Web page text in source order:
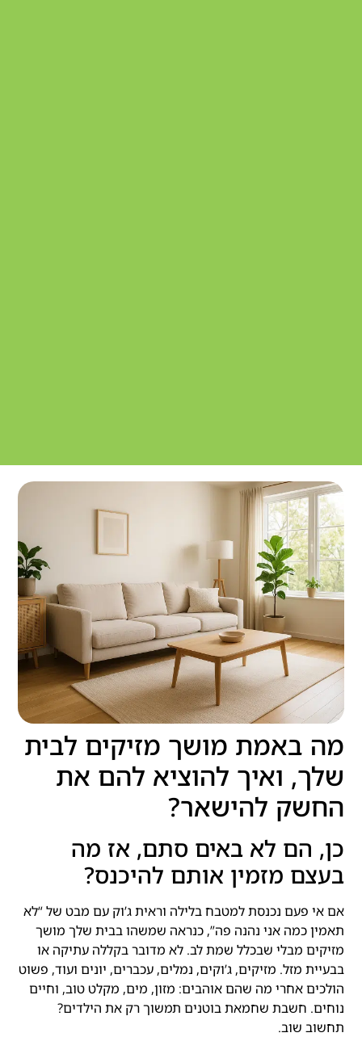
מה באמת מושך מזיקים לבית
שלך, ואיך להוציא להם את
החשק להישאר?
כן, הם לא באים סתם, אז מה
בעצם מזמין אותם להיכנס?
אם אי פעם נכנסת למטבח בלילה וראית ג’וק עם מבט של “לא
תאמין כמה אני נהנה פה”, כנראה שמשהו בבית שלך מושך
מזיקים מבלי שבכלל שמת לב. לא מדובר בקללה עתיקה או
בבעיית מזל. מזיקים, ג’וקים, נמלים, עכברים, יונים ועוד, פשוט
הולכים אחרי מה שהם אוהבים: מזון, מים, מקלט טוב, וחיים
נוחים. חשבת שחמאת בוטנים תמשוך רק את הילדים?
תחשוב שוב.